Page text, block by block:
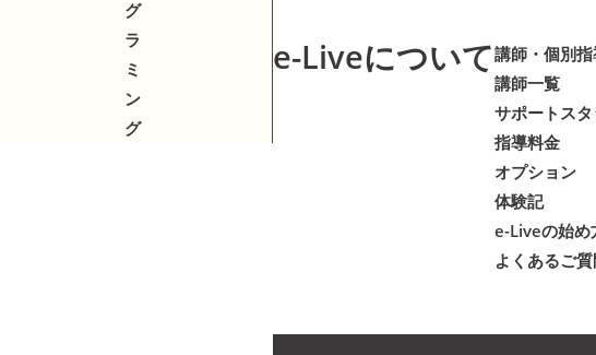
グ
ラ
ミ
ン
グ
e-Liveについて講師・個別
講師一覧
サポートスタ
指導料金
オプション
体験記
e-Liveの始め
よくあるご